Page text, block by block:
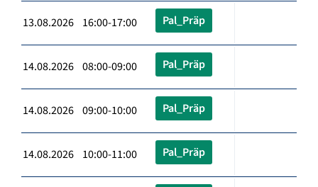
13.08.2026 16:00-17:00 Pal_Präp
14.08.2026 08:00-09:00 Pal_Präp
14.08.2026 09:00-10:00 Pal_Präp
14.08.2026 10:00-11:00 Pal_Präp